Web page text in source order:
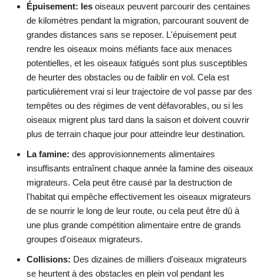
Épuisement: les oiseaux peuvent parcourir des centaines
de kilomètres pendant la migration, parcourant souvent de
grandes distances sans se reposer. L'épuisement peut
rendre les oiseaux moins méfiants face aux menaces
potentielles, et les oiseaux fatigués sont plus susceptibles
de heurter des obstacles ou de faiblir en vol. Cela est
particulièrement vrai si leur trajectoire de vol passe par des
tempêtes ou des régimes de vent défavorables, ou si les
oiseaux migrent plus tard dans la saison et doivent couvrir
plus de terrain chaque jour pour atteindre leur destination.
La famine: des approvisionnements alimentaires
insuffisants entraînent chaque année la famine des oiseaux
migrateurs. Cela peut être causé par la destruction de
l'habitat qui empêche effectivement les oiseaux migrateurs
de se nourrir le long de leur route, ou cela peut être dû à
une plus grande compétition alimentaire entre de grands
groupes d'oiseaux migrateurs.
Collisions: Des dizaines de milliers d'oiseaux migrateurs
se heurtent à des obstacles en plein vol pendant les